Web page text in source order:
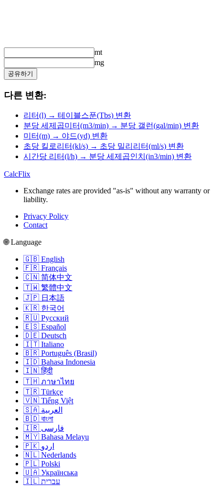
mt
mg
공유하기
다른 변환:
리터(l) → 테이블스푼(Tbs) 변환
분당 세제곱미터(m3/min) → 분당 갤런(gal/min) 변환
미터(m) → 야드(yd) 변환
초당 킬로리터(kl/s) → 초당 밀리리터(ml/s) 변환
시간당 리터(l/h) → 분당 세제곱인치(in3/min) 변환
CalcFlix
Exchange rates are provided "as-is" without any warranty or
liability.
Privacy Policy
Contact
🌐 Language
🇬🇧 English
🇫🇷 Français
🇨🇳 简体中文
🇹🇼 繁體中文
🇯🇵 日本語
🇰🇷 한국어
🇷🇺 Русский
🇪🇸 Español
🇩🇪 Deutsch
🇮🇹 Italiano
🇧🇷 Português (Brasil)
🇮🇩 Bahasa Indonesia
🇮🇳 हिंदी
🇹🇭 ภาษาไทย
🇹🇷 Türkçe
🇻🇳 Tiếng Việt
🇸🇦 العربية
🇧🇩 বাংলা
🇮🇷 فارسی
🇲🇾 Bahasa Melayu
🇵🇰 اردو
🇳🇱 Nederlands
🇵🇱 Polski
🇺🇦 Українська
🇮🇱 עברית